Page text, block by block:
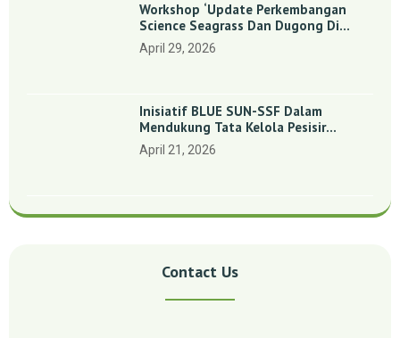
Workshop ‘Update Perkembangan
Science Seagrass Dan Dugong Di
Indonesia’: Perkuat Dasar Ilmiah Dan
Kolaborasi Konservasi
April 29, 2026
Inisiatif BLUE SUN-SSF Dalam
Mendukung Tata Kelola Pesisir
Melalui Pemetaan Partisipatif Di
Enam Desa Kepulauan Riau
April 21, 2026
Contact Us